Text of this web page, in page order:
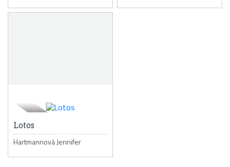
Lotos
Hartmannová Jennifer